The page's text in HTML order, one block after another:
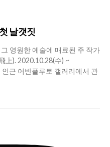
날갯짓
영원한 예술에 매료된 주 작가
上). 2020.10.28(수) ~
근 어반플루토 갤러리에서 관